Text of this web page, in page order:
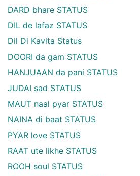
DARD bhare STATUS
DIL de lafaz STATUS
Dil Di Kavita Status
DOORI da gam STATUS
HANJUAAN da pani STATUS
JUDAI sad STATUS
MAUT naal pyar STATUS
NAINA di baat STATUS
PYAR love STATUS
RAAT ute likhe STATUS
ROOH soul STATUS